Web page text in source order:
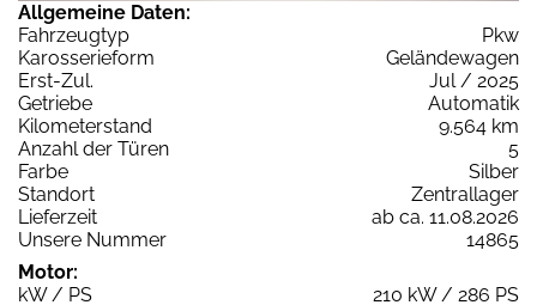
Allgemeine Daten:
Fahrzeugtyp
Pkw
Karosserieform
Geländewagen
Erst-Zul.
Jul / 2025
Getriebe
Automatik
Kilometerstand
9.564 km
Anzahl der Türen
5
Farbe
Silber
Standort
Zentrallager
Lieferzeit
ab ca. 11.08.2026
Unsere Nummer
14865
Motor:
kW / PS
210 kW / 286 PS